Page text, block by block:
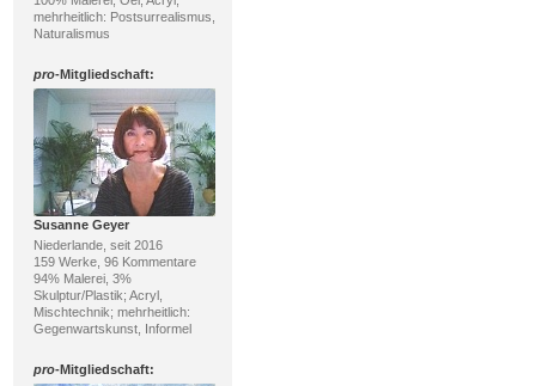
mehrheitlich: Postsurrealismus,
Naturalismus
pro-Mitgliedschaft:
Susanne Geyer
Niederlande, seit 2016
159 Werke, 96 Kommentare
94% Malerei, 3%
Skulptur/Plastik; Acryl,
Mischtechnik; mehrheitlich:
Gegenwartskunst, Informel
pro-Mitgliedschaft: